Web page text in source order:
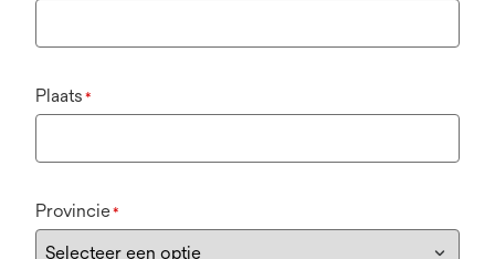
Plaats *
Provincie*